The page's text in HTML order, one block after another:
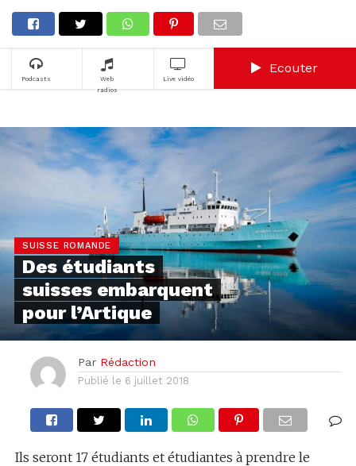
Podcasts
Web
radios
Live vidéo
Ecouter
SUISSE ROMANDE
Des étudiants
suisses embarquent
pour l’Artique
Par Rédaction
Publié le 6 juillet 2018
Ils seront 17 étudiants et étudiantes à prendre le